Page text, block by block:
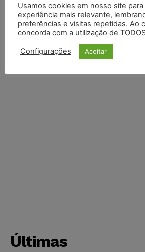
Últimas
Usamos cookies em nosso site
experiência mais relevante,
preferências e visitas repetidas. Ao
concorda com a utilização de
Configurações Aceitar